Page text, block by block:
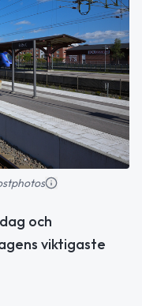
och
viktigaste